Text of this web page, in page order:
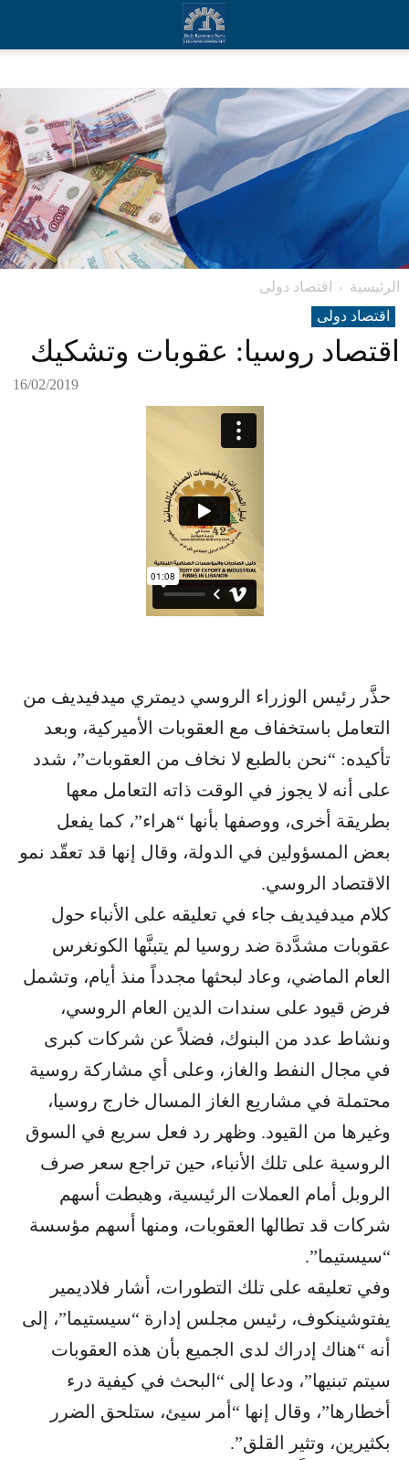
الرئيسية
اقتصاد دولی
اقتصاد دولی
اقتصاد روسيا: عقوبات وتشكيك
16/02/2019
حذَّر رئيس الوزراء الروسي ديمتري ميدفيديف من
التعامل باستخفاف مع العقوبات الأميركية، وبعد
تأكيده: “نحن بالطبع لا نخاف من العقوبات”، شدد
على أنه لا يجوز في الوقت ذاته التعامل معها
بطريقة أخرى، ووصفها بأنها “هراء”، كما يفعل
بعض المسؤولين في الدولة، وقال إنها قد تعقّد نمو
الاقتصاد الروسي.
كلام ميدفيديف جاء في تعليقه على الأنباء حول
عقوبات مشدَّدة ضد روسيا لم يتبنَّها الكونغرس
العام الماضي، وعاد لبحثها مجدداً منذ أيام، وتشمل
فرض قيود على سندات الدين العام الروسي،
ونشاط عدد من البنوك، فضلاً عن شركات كبرى
في مجال النفط والغاز، وعلى أي مشاركة روسية
محتملة في مشاريع الغاز المسال خارج روسيا،
وغيرها من القيود. وظهر رد فعل سريع في السوق
الروسية على تلك الأنباء، حين تراجع سعر صرف
الروبل أمام العملات الرئيسية، وهبطت أسهم
شركات قد تطالها العقوبات، ومنها أسهم مؤسسة
“سيستيما”.
وفي تعليقه على تلك التطورات، أشار فلاديمير
يفتوشينكوف، رئيس مجلس إدارة “سيستيما”، إلى
أنه “هناك إدراك لدى الجميع بأن هذه العقوبات
سيتم تبنيها”، ودعا إلى “البحث في كيفية درء
أخطارها”، وقال إنها “أمر سيئ، ستلحق الضرر
بكثيرين، وتثير القلق”.